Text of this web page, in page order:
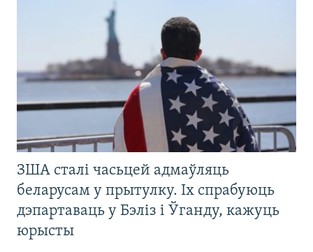
ЗША сталі часьцей адмаўляць
беларусам у прытулку. Іх спрабуюць
дэпартаваць у Бэліз і Ўганду, кажуць
юрысты